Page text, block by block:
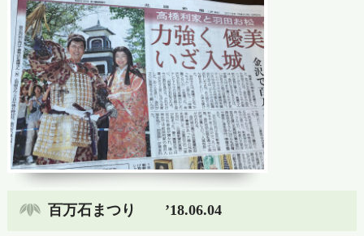
百万石まつり ’18.06.04